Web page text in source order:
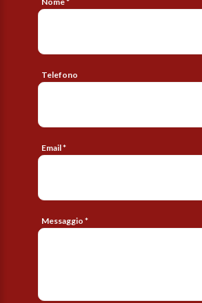
Telefono
Email *
Messaggio *